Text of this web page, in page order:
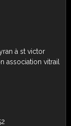
à st victor
association vitrail